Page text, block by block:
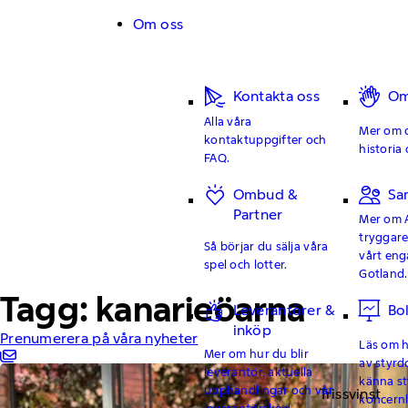
Om oss
Kontakta oss
Alla våra
kontaktuppgifter och
FAQ.
Mer om
historia
Ombud &
Partner
Så börjar du sälja våra
spel och lotter.
Mer om
vårt
Gotland.
Leverantörer &
inköp
Mer om hur du blir
leverantör, aktuella
upphandlingar och vår
Läs om
av
känna
Tagg: kanarieöarna
Prenumerera på våra nyheter
Trissvinst